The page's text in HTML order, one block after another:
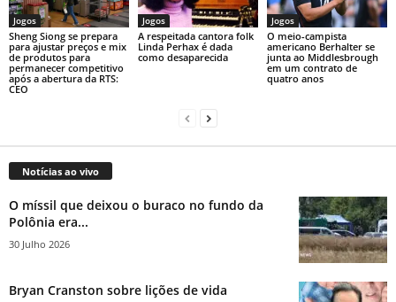
Jogos
Sheng Siong se prepara
para ajustar preços e mix
de produtos para
permanecer competitivo
após a abertura da RTS:
CEO
Jogos
A respeitada cantora folk
Linda Perhax é dada
como desaparecida
Jogos
O meio-campista
americano Berhalter se
junta ao Middlesbrough
em um contrato de
quatro anos
Notícias ao vivo
O míssil que deixou o buraco no fundo da
Polônia era...
30 Julho 2026
Bryan Cranston sobre lições de vida